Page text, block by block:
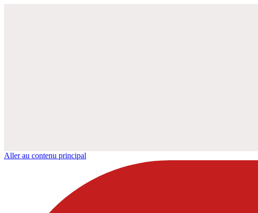
Aller au contenu principal